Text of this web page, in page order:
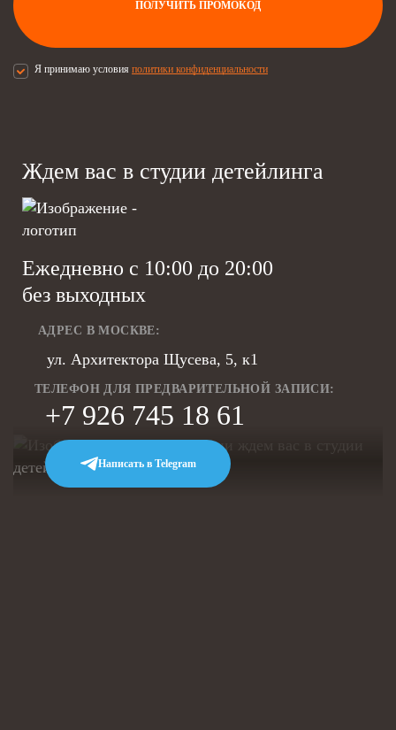
ПОЛУЧИТЬ ПРОМОКОД
Я принимаю условия политики конфиденциальности
Ждем вас в студии детейлинга
Ежедневно с 10:00 до 20:00
без выходных
АДРЕС В МОСКВЕ:
ул. Архитектора Щусева, 5, к1
ТЕЛЕФОН ДЛЯ ПРЕДВАРИТЕЛЬНОЙ ЗАПИСИ:
+7 926 745 18 61
Написать в Telegram